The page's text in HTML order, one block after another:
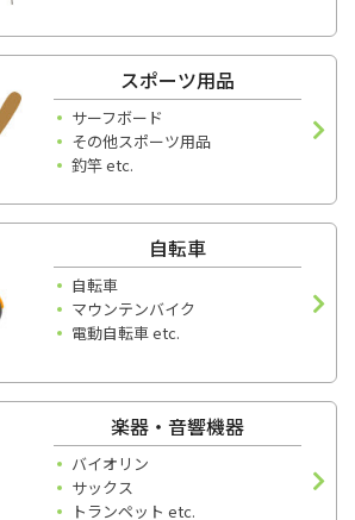
スポーツ用品
サーフボード
その他スポーツ用品
釣竿 etc.
自転車
自転車
マウンテンバイク
電動自転車 etc.
楽器・音響機器
バイオリン
サックス
トランペット etc.